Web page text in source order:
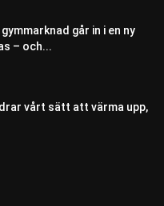
går in i en ny
– och...
vårt sätt att värma upp,